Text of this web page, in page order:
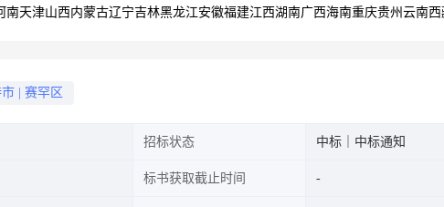
南天津山西内蒙古辽宁吉林黑龙江安徽福建江西湖南广西海南重庆贵州 云南西
赛罕区
招标状态 中标｜中标通知
标书获取截止时间